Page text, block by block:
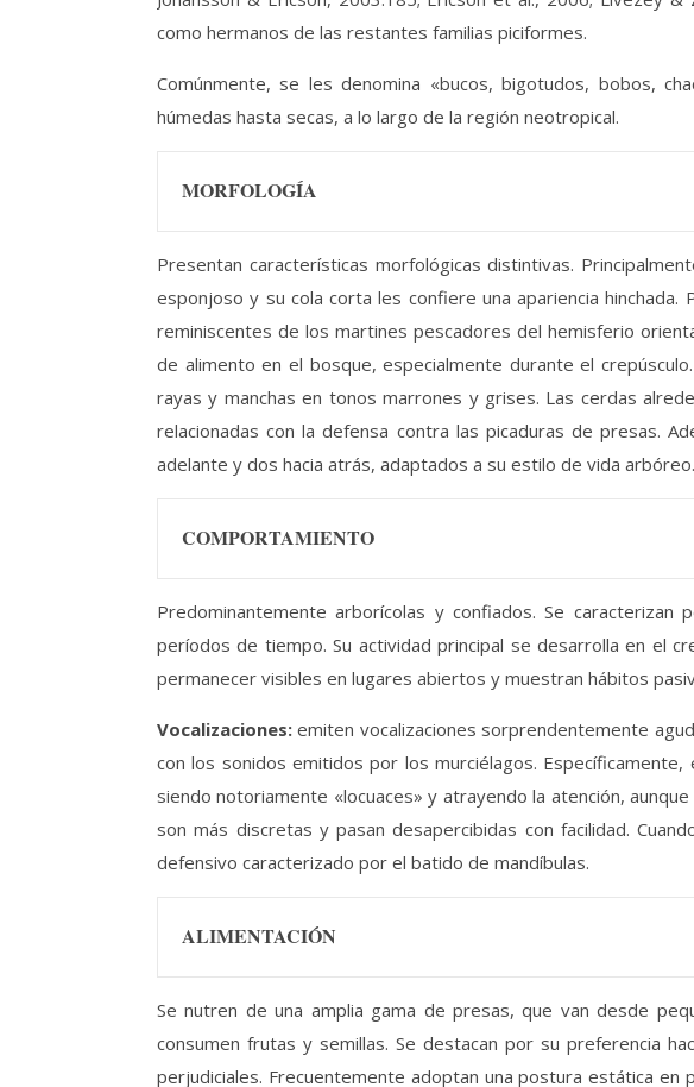
como hermanos de las restantes familias piciformes.
Comúnmente, se les denomina «bucos, bigotudos, bobos,
húmedas hasta secas, a lo largo de la región neotropical.
MORFOLOGÍA
Presentan características morfológicas distintivas.
esponjoso y su cola corta les confiere una apariencia
reminiscentes de los martines pescadores del hemisferio
de alimento en el bosque, especialmente durante el
rayas y manchas en tonos marrones y grises. Las cerdas
relacionadas con la defensa contra las picaduras de presas.
adelante y dos hacia atrás, adaptados a su estilo de vida arbóreo.
COMPORTAMIENTO
Predominantemente arborícolas y confiados. Se
períodos de tiempo. Su actividad principal se desarrolla en el
permanecer visibles en lugares abiertos y muestran hábitos
Vocalizaciones:emiten vocalizaciones sorprendentemente
con los sonidos emitidos por los murciélagos. Específicamente,
siendo notoriamente «locuaces» y atrayendo la atención,
son más discretas y pasan desapercibidas con facilidad.
defensivo caracterizado por el batido de mandíbulas.
ALIMENTACIÓN
Se nutren de una amplia gama de presas, que van desde
consumen frutas y semillas. Se destacan por su preferencia
perjudiciales. Frecuentemente adoptan una postura estática